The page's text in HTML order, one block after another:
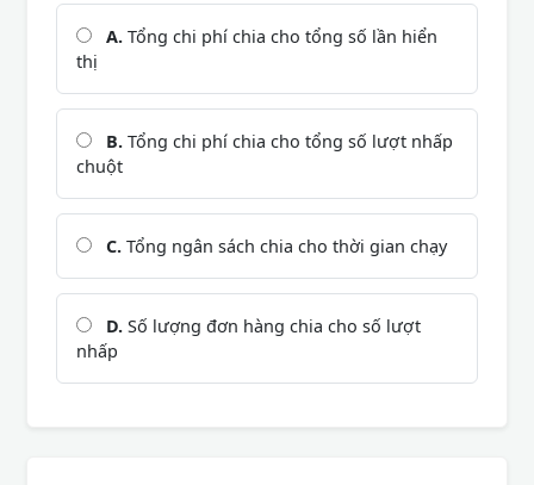
A. Tổng chi phí chia cho tổng số lần hiển
thị
B. Tổng chi phí chia cho tổng số lượt nhấp
chuột
C. Tổng ngân sách chia cho thời gian chạy
D. Số lượng đơn hàng chia cho số lượt
nhấp